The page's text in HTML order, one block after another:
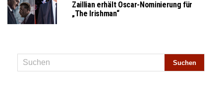
Zaillian erhält Oscar-Nominierung für
„The Irishman“